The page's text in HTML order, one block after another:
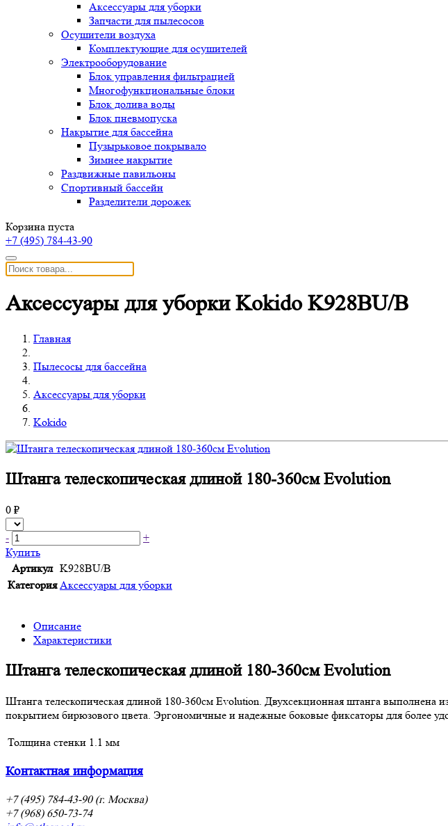
Аксессуары для уборки
Запчасти для пылесосов
Осушители воздуха
Комплектующие для осушителей
Электрооборудование
Блок управления фильтрацией
Многофункциональные блоки
Блок долива воды
Блок пневмопуска
Накрытие для бассейна
Пузырьковое покрывало
Зимнее накрытие
Раздвижные павильоны
Спортивный бассейн
Разделители дорожек
Корзина пуста
+7 (495) 784-43-90
Аксессуары для уборки Kokido K928BU/B
Главная
Пылесосы для бассейна
Аксессуары для уборки
Kokido
Штанга телескопическая длиной 180-360см Evolution
0 ₽
-
+
Купить
Артикул K928BU/B
Категория Аксессуары для уборки
Описание
Характеристики
Штанга телескопическая длиной 180-360см Evolution
Штанга телескопическая длиной 180-360см Evolution. Двухсекционная штанга
покрытием бирюзового цвета. Эргономичные и надежные боковые фиксаторы для более
Толщина стенки 1.1 мм
Контактная информация
+7 (495) 784-43-90 (г. Москва)
+7 (968) 650-73-74